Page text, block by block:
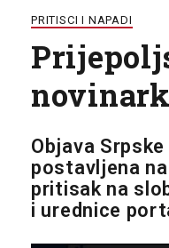
PRITISCI I NAPADI
Objava
postavljena
pritisak na
i urednice